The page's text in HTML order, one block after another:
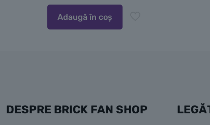
Adaugă în coș
DESPRE BRICK FAN SHOP